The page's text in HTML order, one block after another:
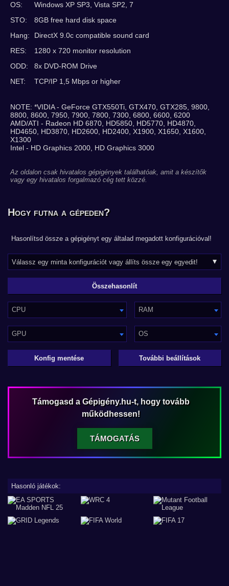
OS:
Windows XP SP3, Vista SP2, 7
STO:
8GB free hard disk space
Hang:
DirectX 9.0c compatible sound card
RES:
1280 x 720 monitor resolution
ODD:
8x DVD-ROM Drive
NET:
TCP/IP 1,5 Mbps or higher
NOTE: *VIDIA - GeForce GTX550Ti, GTX470, GTX285, 9800,
8800, 8600, 7950, 7900, 7800, 7300, 6800, 6600, 6200
AMD/ATI - Radeon HD 6870, HD5850, HD5770, HD4870,
HD4650, HD3870, HD2600, HD2400, X1900, X1650, X1600,
X1300
Intel - HD Graphics 2000, HD Graphics 3000
Az oldalon csak hivatalos gépigények találhatóak, amit a készítők
vagy egy hivatalos forgalmazó cég tett közzé.
Hogy futna a gépeden?
Hasonlítsd össze a gépigényt egy általad megadott konfigurációval!
CPU RAM
GPU OS
Konfig mentése További beállítások
Támogasd a Gépigény.hu-t, hogy tovább
működhessen!
TÁMOGATÁS
Hasonló játékok: